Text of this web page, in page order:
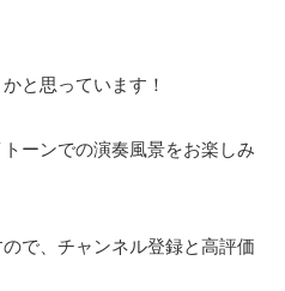
と思っています！
ーンでの演奏風景をお楽しみ
で、チャンネル登録と高評価